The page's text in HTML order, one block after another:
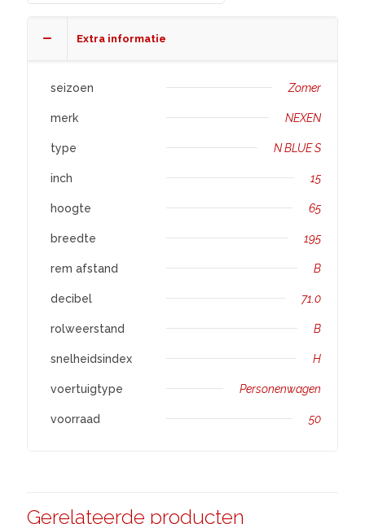
Extra informatie
seizoen Zomer
merk NEXEN
type N BLUE S
inch 15
hoogte 65
breedte 195
rem afstand B
decibel 71.0
rolweerstand B
snelheidsindex H
voertuigtype Personenwagen
voorraad 50
Gerelateerde producten